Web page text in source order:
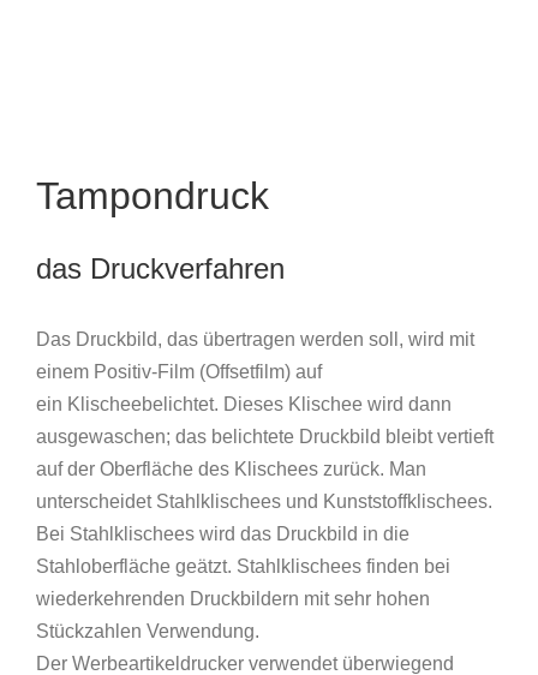
Tampondruck
das Druckverfahren
Das Druckbild, das übertragen werden soll, wird mit
einem Positiv-Film (Offsetfilm) auf
ein Klischeebelichtet. Dieses Klischee wird dann
ausgewaschen; das belichtete Druckbild bleibt vertieft
auf der Oberfläche des Klischees zurück. Man
unterscheidet Stahlklischees und Kunststoffklischees.
Bei Stahlklischees wird das Druckbild in die
Stahloberfläche geätzt. Stahlklischees finden bei
wiederkehrenden Druckbildern mit sehr hohen
Stückzahlen Verwendung.
Der Werbeartikeldrucker verwendet überwiegend